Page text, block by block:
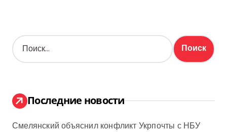
Н
а
:
Последние новости
Смелянский объяснил конфликт Укрпочты с НБУ